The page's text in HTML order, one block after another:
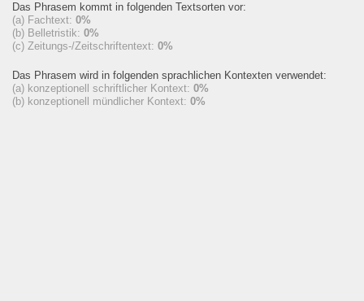
Das Phrasem kommt in folgenden Textsorten vor:
(a) Fachtext: 0%
(b) Belletristik: 0%
(c) Zeitungs-/Zeitschriftentext: 0%
Das Phrasem wird in folgenden sprachlichen Kontexten verwendet:
(a) konzeptionell schriftlicher Kontext: 0%
(b) konzeptionell mündlicher Kontext: 0%